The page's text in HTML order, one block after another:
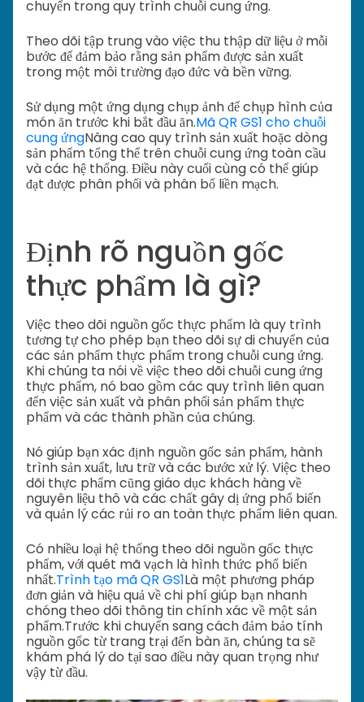
chuyển trong quy trình chuỗi cung ứng.
Theo dõi tập trung vào việc thu thập dữ liệu ở mỗi
bước để đảm bảo rằng sản phẩm được sản xuất
trong một môi trường đạo đức và bền vững.
Sử dụng một ứng dụng chụp ảnh để chụp hình của
món ăn trước khi bắt đầu ăn.Mã QR GS1 cho chuỗi
cung ứngNâng cao quy trình sản xuất hoặc dòng
sản phẩm tổng thể trên chuỗi cung ứng toàn cầu
và các hệ thống. Điều này cuối cùng có thể giúp
đạt được phân phối và phân bổ liền mạch.
Định rõ nguồn gốc
thực phẩm là gì?
Việc theo dõi nguồn gốc thực phẩm là quy trình
tương tự cho phép bạn theo dõi sự di chuyển của
các sản phẩm thực phẩm trong chuỗi cung ứng.
Khi chúng ta nói về việc theo dõi chuỗi cung ứng
thực phẩm, nó bao gồm các quy trình liên quan
đến việc sản xuất và phân phối sản phẩm thực
phẩm và các thành phần của chúng.
Nó giúp bạn xác định nguồn gốc sản phẩm, hành
trình sản xuất, lưu trữ và các bước xử lý. Việc theo
dõi thực phẩm cũng giáo dục khách hàng về
nguyên liệu thô và các chất gây dị ứng phổ biến
và quản lý các rủi ro an toàn thực phẩm liên quan.
Có nhiều loại hệ thống theo dõi nguồn gốc thực
phẩm, với quét mã vạch là hình thức phổ biến
nhất.Trình tạo mã QR GS1Là một phương pháp
đơn giản và hiệu quả về chi phí giúp bạn nhanh
chóng theo dõi thông tin chính xác về một sản
phẩm.Trước khi chuyển sang cách đảm bảo tính
nguồn gốc từ trang trại đến bàn ăn, chúng ta sẽ
khám phá lý do tại sao điều này quan trọng như
vậy từ đầu.